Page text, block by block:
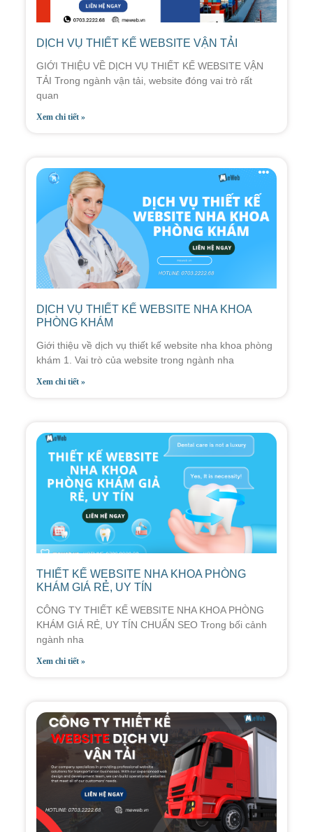
DỊCH VỤ THIẾT KẾ WEBSITE VẬN TẢI
GIỚI THIỆU VỀ DỊCH VỤ THIẾT KẾ WEBSITE VẬN
TẢI Trong ngành vận tải, website đóng vai trò rất
quan
Xem chi tiết »
DỊCH VỤ THIẾT KẾ WEBSITE NHA KHOA
PHÒNG KHÁM
Giới thiệu về dịch vụ thiết kế website nha khoa phòng
khám 1. Vai trò của website trong ngành nha
Xem chi tiết »
THIẾT KẾ WEBSITE NHA KHOA PHÒNG
KHÁM GIÁ RẺ, UY TÍN
CÔNG TY THIẾT KẾ WEBSITE NHA KHOA PHÒNG
KHÁM GIÁ RẺ, UY TÍN CHUẨN SEO Trong bối cảnh
ngành nha
Xem chi tiết »